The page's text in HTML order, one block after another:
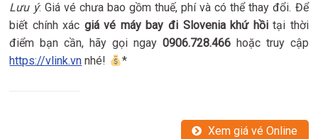
Lưu ý: Giá vé chưa bao gồm thuế, phí và có thể thay đổi. Để
biết chính xác giá vé máy bay đi Slovenia khứ hồitại thời
điểm bạn cần, hãy gọi ngay 0906.728.466hoặc truy cập
https://vlink.vn nhé! *
Xem giá vé Online